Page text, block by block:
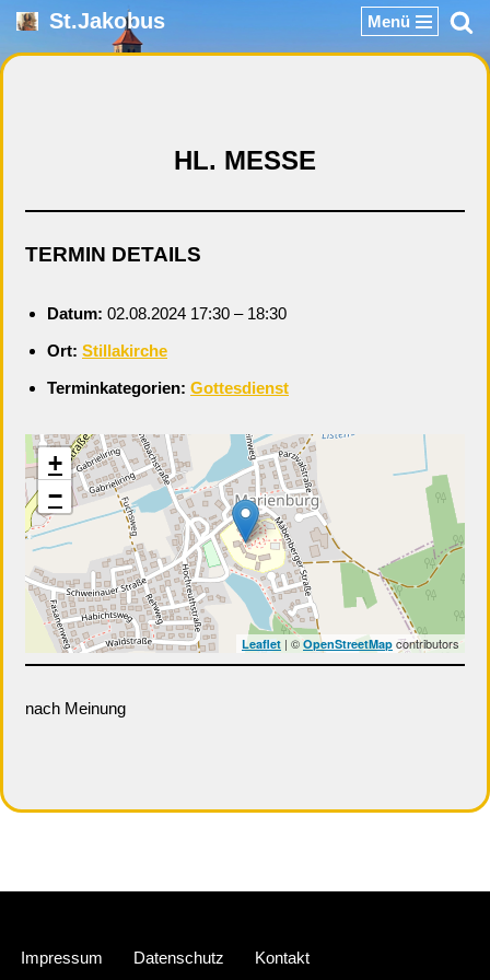
Zum
St.Jakobus Menü
HL. MESSE
TERMIN DETAILS
Datum: 02.08.2024 17:30 – 18:30
Ort: Stillakirche
Terminkategorien: Gottesdienst
+
−
Leaflet | ©OpenStreetMap contributors
nach Meinung
Impressum Datenschutz Kontakt